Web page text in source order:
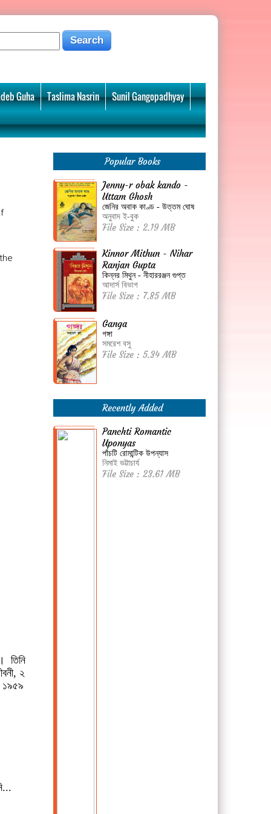
Guha Taslima Nasrin Sunil Gangopadhyay
তিনি
২
১৯৫৯
Popular Books
Jenny-r obak kando -
Uttam Ghosh
জেনির অবাক কাণ্ড - উত্তম ঘোষ
অনুবাদ ই-বুক
File Size : 2.19 MB
Kinnor Mithun - Nihar
Ranjan Gupta
কিন্নর মিথুন - নীহাররঞ্জন গুপ্ত
আদার্স বিভাগ
File Size : 7.85 MB
Ganga
গঙ্গা
সমরেশ বসু
File Size : 5.34 MB
Recently Added
Panchti Romantic
Uponyas
পাঁচটি রোমান্টিক উপন্যাস
নিমাই ভট্টাচার্য
File Size : 23.61 MB